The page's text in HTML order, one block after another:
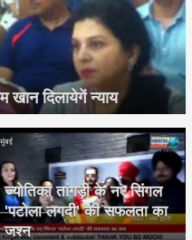
खान दिलायेगें न्याय
ज्योतिका तांगड़ी के नए सिंगल
'पटोला लगदी' की सफलता का
जश्न